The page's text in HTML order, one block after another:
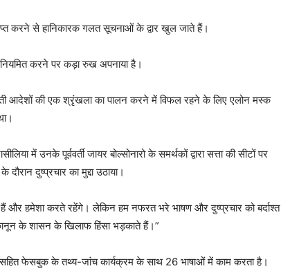
करने से हानिकारक गलत सूचनाओं के द्वार खुल जाते हैं।
करने पर कड़ा रुख अपनाया है।
आदेशों की एक श्रृंखला का पालन करने में विफल रहने के लिए एलोन मस्क
में उनके पूर्ववर्ती जायर बोल्सोनारो के समर्थकों द्वारा सत्ता की सीटों पर
दुष्प्रचार का मुद्दा उठाया।
हैं और हमेशा करते रहेंगे। लेकिन हम नफरत भरे भाषण और दुष्प्रचार को बर्दाश्त
के शासन के खिलाफ हिंसा भड़काते हैं।”
सहित फेसबुक के तथ्य-जांच कार्यक्रम के साथ 26 भाषाओं में काम करता है।